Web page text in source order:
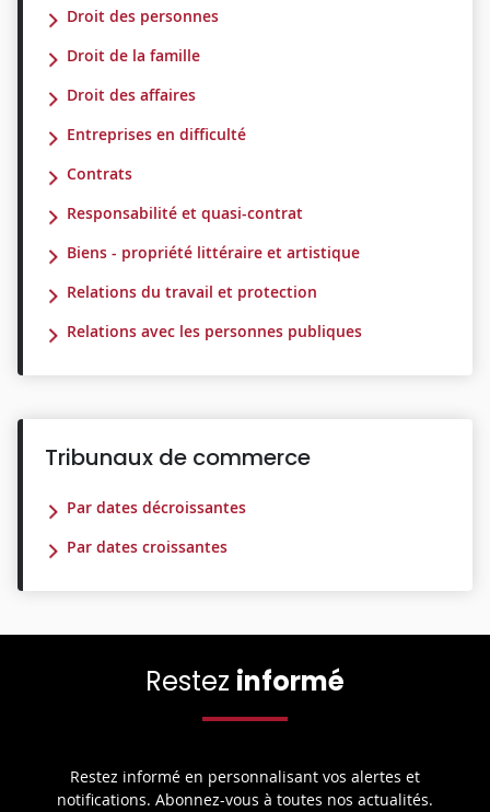
Droit des personnes
Droit de la famille
Droit des affaires
Entreprises en difficulté
Contrats
Responsabilité et quasi-contrat
Biens - propriété littéraire et artistique
Relations du travail et protection
Relations avec les personnes publiques
Tribunaux de commerce
Par dates décroissantes
Par dates croissantes
Restez informé
Restez informé en personnalisant vos alertes et
notifications. Abonnez-vous à toutes nos actualités.